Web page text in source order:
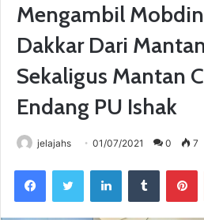
Mengambil
Dakkar Dari
Sekaligus Mantan
Endang PU Ishak
jelajahs 01/07/2021 0 7